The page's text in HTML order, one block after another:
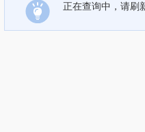
正在查询中，请刷